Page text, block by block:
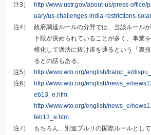
注3）
http://www.ustr.gov/about-us/press-office/
uary/us-challenges-india-restrictions-solar
注4）
政府調達ルールの分野では、当該ルール
下限が決められていることが多く、事業
模化して適法に抜け道を通るという「裏
るとの話もある。
注5）
http://www.wto.org/english/tratop_e/
注6）
http://www.wto.org/english/news_e/
eb13_e.htm
http://www.wto.org/english/news_e/
feb13_e.htm
注7）
もちろん、別途プルリの国際ルールとし